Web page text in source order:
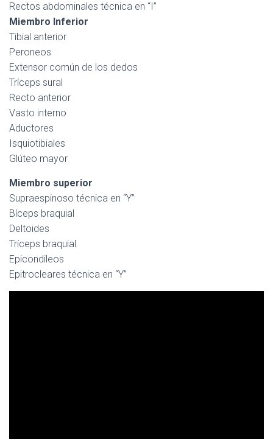
Rectos abdominales técnica en “I”
Miembro Inferior
Tibial anterior
Peroneos
Extensor común de los dedos
Tríceps sural
Recto anterior
Vasto interno
Aductores
Isquiotibiales
Glúteo mayor
Miembro superior
Supraespinoso técnica en “Y”
Bíceps braquial
Deltoides
Tríceps braquial
Epicondileos
Epitrocleares técnica en “Y”